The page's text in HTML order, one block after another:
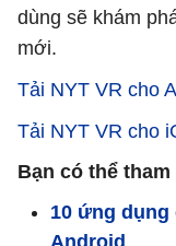
dùng sẽ khám
mới.
Tải NYT VR cho
Tải NYT VR cho
Bạn có thể
10 ứng dụng